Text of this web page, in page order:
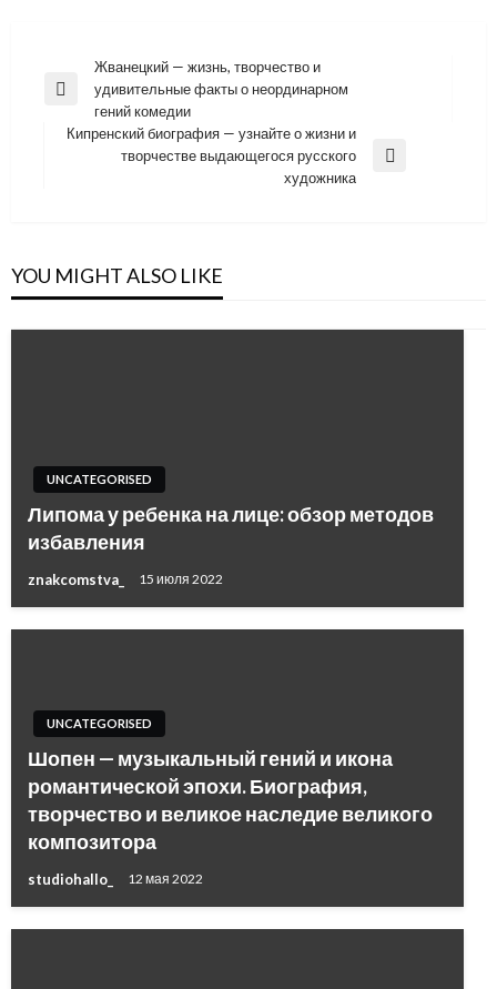
Навигация
по
записям
Previous
Жванецкий — жизнь, творчество и
удивительные факты о неординарном
гений комедии
Кипренский биография — узнайте о жизни и
творчестве выдающегося русского
художника
YOU MIGHT ALSO LIKE
UNCATEGORISED
Липома у ребенка на лице: обзор методов
избавления
znakcomstva_ 15 июля 2022
UNCATEGORISED
Шопен — музыкальный гений и икона
романтической эпохи. Биография,
творчество и великое наследие великого
композитора
studiohallo_ 12 мая 2022